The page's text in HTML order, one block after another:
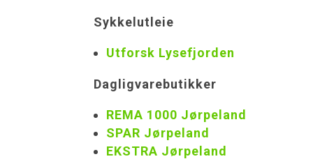
Sykkelutleie
Utforsk Lysefjorden
Dagligvarebutikker
REMA 1000 Jørpeland
SPAR Jørpeland
EKSTRA Jørpeland